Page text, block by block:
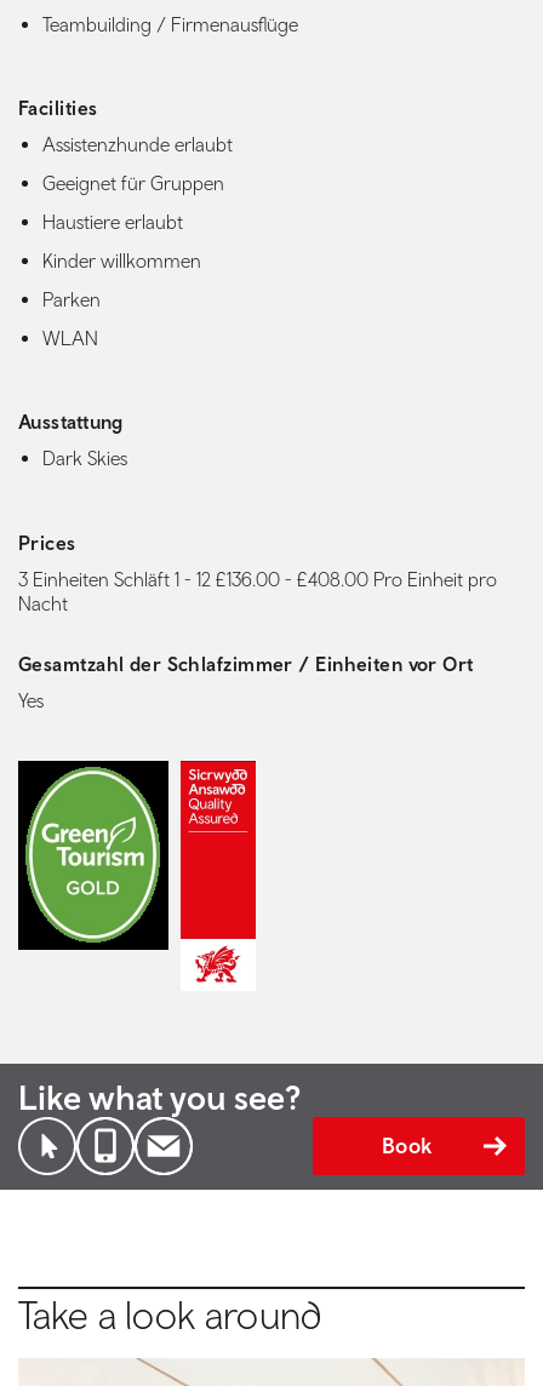
Teambuilding / Firmenausflüge
Facilities
Assistenzhunde erlaubt
Geeignet für Gruppen
Haustiere erlaubt
Kinder willkommen
Parken
WLAN
Ausstattung
Dark Skies
Prices
3 Einheiten Schläft 1 - 12 £136.00 - £408.00 Pro Einheit pro
Nacht
Gesamtzahl der Schlafzimmer / Einheiten vor Ort
Yes
Like what you see?
Book
Take a look around